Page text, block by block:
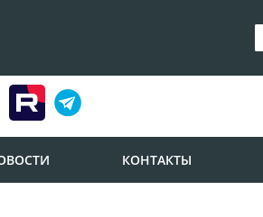
КОНТАКТЫ